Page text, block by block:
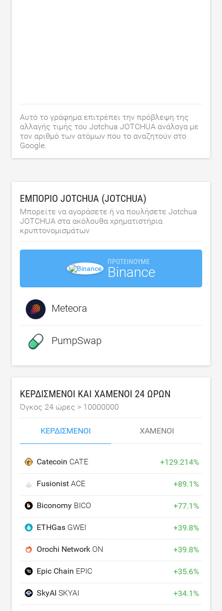
Αυτό το γράφημα επιτρέπει την πρόβλεψη της
αλλαγής τιμής του Jotchua JOTCHUA ανάλογα με
τον αριθμό των ατόμων που το αναζητούν στο
Google.
ΕΜΠΌΡΙΟ JOTCHUA (JOTCHUA)
Μπορείτε να αγοράσετε ή να πουλήσετε Jotchua
JOTCHUA στα ακόλουθα χρηματιστήρια
κρυπτονομισμάτων
ΠΡΟΤΕΊΝΟΥΜΕ
Binance
Meteora
PumpSwap
ΚΕΡΔΙΣΜΈΝΟΙ ΚΑΙ ΧΑΜΈΝΟΙ 24 ΩΡΏΝ
Όγκος 24 ώρες > 10000000
ΚΕΡΔΙΣΜΈΝΟΙ ΧΑΜΈΝΟΙ
Catecoin CATE +129.214%
Fusionist ACE +89.1%
Biconomy BICO +77.1%
ETHGas GWEI +39.8%
Orochi Network ON +39.8%
Epic Chain EPIC +35.6%
SkyAI SKYAI +34.1%